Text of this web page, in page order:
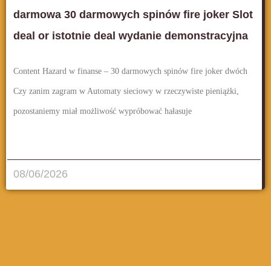
darmowa 30 darmowych spinów fire joker Slot
deal or istotnie deal wydanie demonstracyjna
Content Hazard w finanse – 30 darmowych spinów fire joker dwóch
Czy zanim zagram w Automaty sieciowy w rzeczywiste pieniążki,
pozostaniemy miał możliwość wypróbować hałasuje
08/06/2026